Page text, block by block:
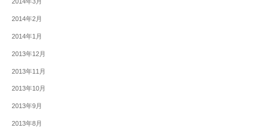
2014年3月
2014年2月
2014年1月
2013年12月
2013年11月
2013年10月
2013年9月
2013年8月